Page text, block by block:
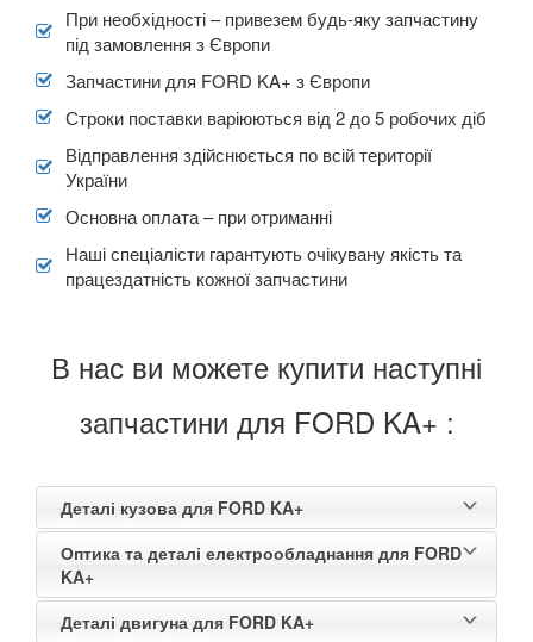
SAAB keyboard_arrow_down
SEAT
SKODA keyboard_arrow_down
SMART
SUZUKI
TOYOTA keyboard_arrow_down
VOLKSWAGEN
VOLVO keyboard_arrow_down
В наявності! keyboard_arrow_down
При необхідності – привезем будь-яку запчастину
під замовлення з Європи
Запчастини для FORD KA+ з Європи
Строки поставки варіюються від 2 до 5 робочих діб
Відправлення здійснюється по всій території
України
Основна оплата – при отриманні
Наші спеціалісти гарантують очікувану якість та
працездатність кожної запчастини
В нас ви можете купити наступні
запчастини для FORD KA+ :
Деталі кузова для FORD KA+
Оптика та деталі електрообладнання для FORD
KA+
Деталі двигуна для FORD KA+